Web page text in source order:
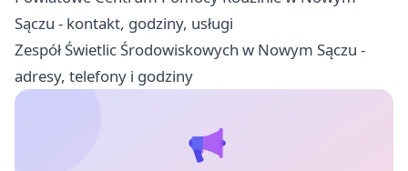
Sączu - kontakt, godziny, usługi
Zespół Świetlic Środowiskowych w Nowym Sączu -
adresy, telefony i godziny